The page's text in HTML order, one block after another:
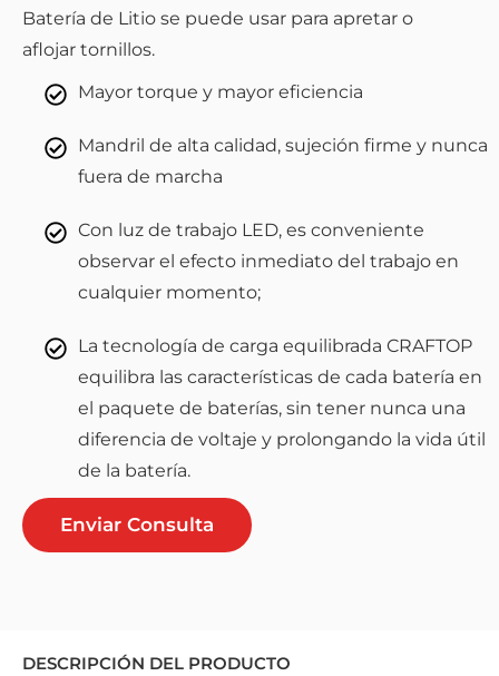
Batería de Litio se puede usar para apretar o
aflojar tornillos.
Mayor torque y mayor eficiencia
Mandril de alta calidad, sujeción firme y nunca
fuera de marcha
Con luz de trabajo LED, es conveniente
observar el efecto inmediato del trabajo en
cualquier momento;
La tecnología de carga equilibrada CRAFTOP
equilibra las características de cada batería en
el paquete de baterías, sin tener nunca una
diferencia de voltaje y prolongando la vida útil
de la batería.
Enviar Consulta
DESCRIPCIÓN DEL PRODUCTO